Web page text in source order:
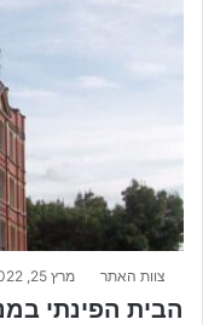
צוות האתר מרץ 25, 2022
הבית הפינתי